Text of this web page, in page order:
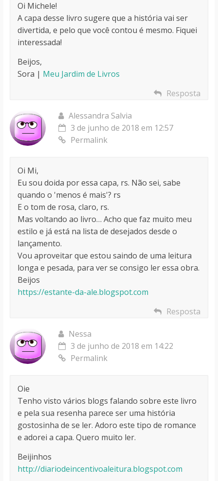
Oi Michele!
A capa desse livro sugere que a história vai ser
divertida, e pelo que você contou é mesmo. Fiquei
interessada!
Beijos,
Sora | Meu Jardim de Livros
Resposta
Alessandra Salvia
3 de junho de 2018 em 12:57
Permalink
Oi Mi,
Eu sou doida por essa capa, rs. Não sei, sabe
quando o 'menos é mais'? rs
E o tom de rosa, claro, rs.
Mas voltando ao livro… Acho que faz muito meu
estilo e já está na lista de desejados desde o
lançamento.
Vou aproveitar que estou saindo de uma leitura
longa e pesada, para ver se consigo ler essa obra.
Beijos
https://estante-da-ale.blogspot.com
Resposta
Nessa
3 de junho de 2018 em 14:22
Permalink
Oie
Tenho visto vários blogs falando sobre este livro
e pela sua resenha parece ser uma história
gostosinha de se ler. Adoro este tipo de romance
e adorei a capa. Quero muito ler.
Beijinhos
http://diariodeincentivoaleitura.blogspot.com